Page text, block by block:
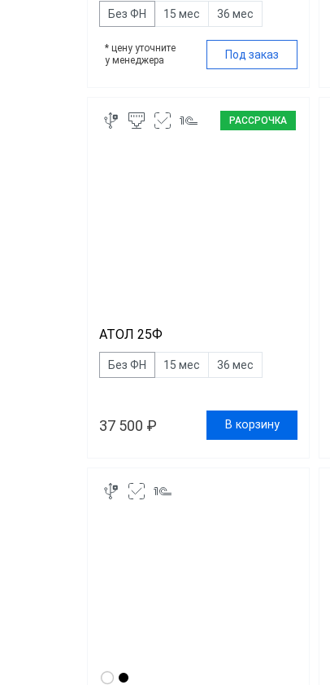
Без ФН 15 мес 36 мес
* цену уточните
у менеджера
Под заказ
РАССРОЧКА
АТОЛ 25Ф
Без ФН 15 мес 36 мес
37 500 ₽ В корзину